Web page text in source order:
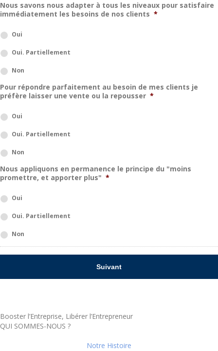
Nous savons nous adapter à tous les niveaux pour satisfaire
immédiatement les besoins de nos clients *
Oui
Oui. Partiellement
Non
Pour répondre parfaitement au besoin de mes clients je
préfère laisser une vente ou la repousser *
Oui
Oui. Partiellement
Non
Nous appliquons en permanence le principe du "moins
promettre, et apporter plus" *
Oui
Oui. Partiellement
Non
Booster l’Entreprise, Libérer l’Entrepreneur
QUI SOMMES-NOUS ?
Notre Histoire